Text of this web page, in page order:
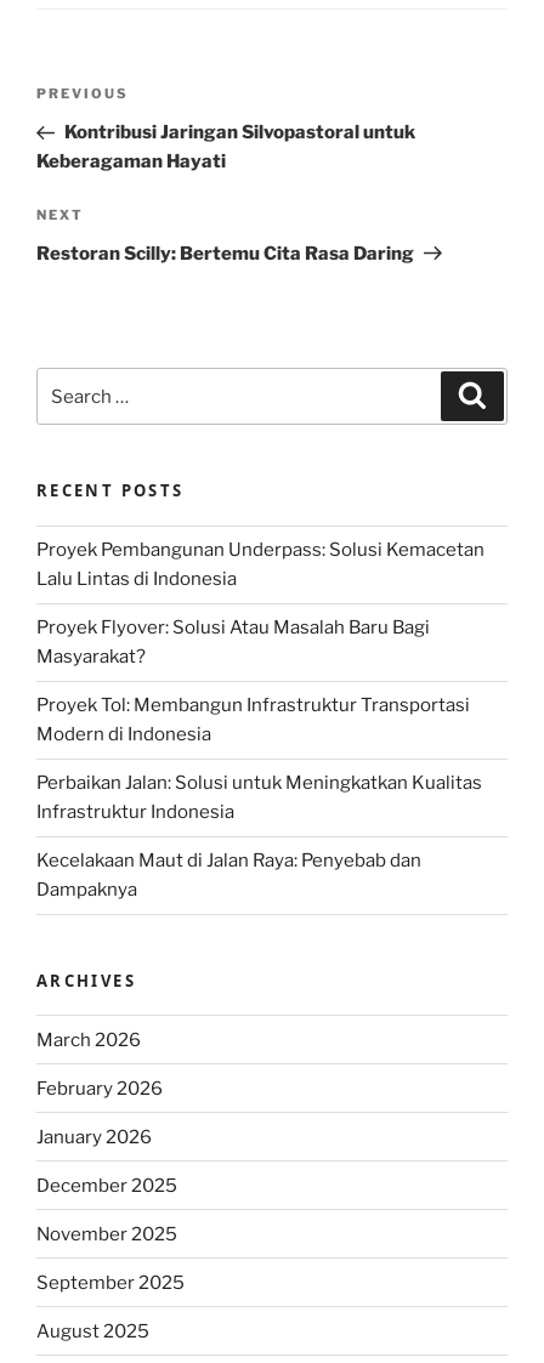
Previous
Post
PREVIOUS
Kontribusi Jaringan Silvopastoral untuk
Keberagaman Hayati
Next
Post
NEXT
Restoran Scilly: Bertemu Cita Rasa Daring
for:
RECENT POSTS
Proyek Pembangunan Underpass: Solusi Kemacetan
Lalu Lintas di Indonesia
Proyek Flyover: Solusi Atau Masalah Baru Bagi
Masyarakat?
Proyek Tol: Membangun Infrastruktur Transportasi
Modern di Indonesia
Perbaikan Jalan: Solusi untuk Meningkatkan Kualitas
Infrastruktur Indonesia
Kecelakaan Maut di Jalan Raya: Penyebab dan
Dampaknya
ARCHIVES
March 2026
February 2026
January 2026
December 2025
November 2025
September 2025
August 2025